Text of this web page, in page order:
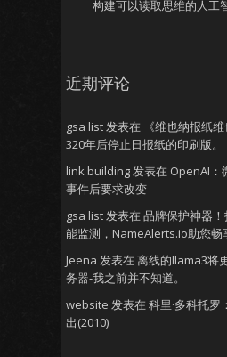
构建可以读取思维的人工
近期评论
gsa list发表在
《维也纳报纸
320年后停止日报纸的印刷版。
link building发表在 OpenAI：
事件后要求改变
gsa list发表在 品牌保护神器
能监测，NameAlerts.io助您畅
Jeena 发表在 离线的llama3将
务器-我之前并不知道。
website 发表在 科里·多科托
出(2010)